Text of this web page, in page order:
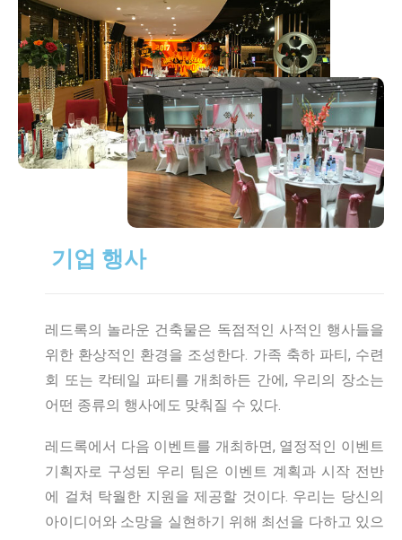
기업 행사
레드록의 놀라운 건축물은 독점적인 사적인 행사들을
위한 환상적인 환경을 조성한다. 가족 축하 파티, 수련
회 또는 칵테일 파티를 개최하든 간에, 우리의 장소는
어떤 종류의 행사에도 맞춰질 수 있다.
레드록에서 다음 이벤트를 개최하면, 열정적인 이벤트
기획자로 구성된 우리 팀은 이벤트 계획과 시작 전반
에 걸쳐 탁월한 지원을 제공할 것이다. 우리는 당신의
아이디어와 소망을 실현하기 위해 최선을 다하고 있으